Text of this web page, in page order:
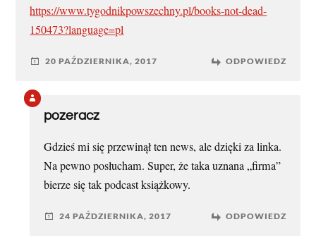
https://www.tygodnikpowszechny.pl/books-not-dead-
150473?language=pl
20 PAŹDZIERNIKA, 2017 ODPOWIEDZ
pozeracz
Gdzieś mi się przewinął ten news, ale dzięki za linka.
Na pewno posłucham. Super, że taka uznana „firma”
bierze się tak podcast książkowy.
24 PAŹDZIERNIKA, 2017 ODPOWIEDZ